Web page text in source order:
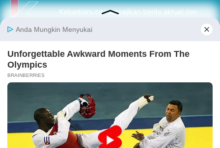
Kabarbaru.co menyajikan berita aktual dan
serta terverifikasi dari sumber yang tepat.
Follow Kabarbaru
Kabarbaru.co
Copyright © 2026. All rights reserved